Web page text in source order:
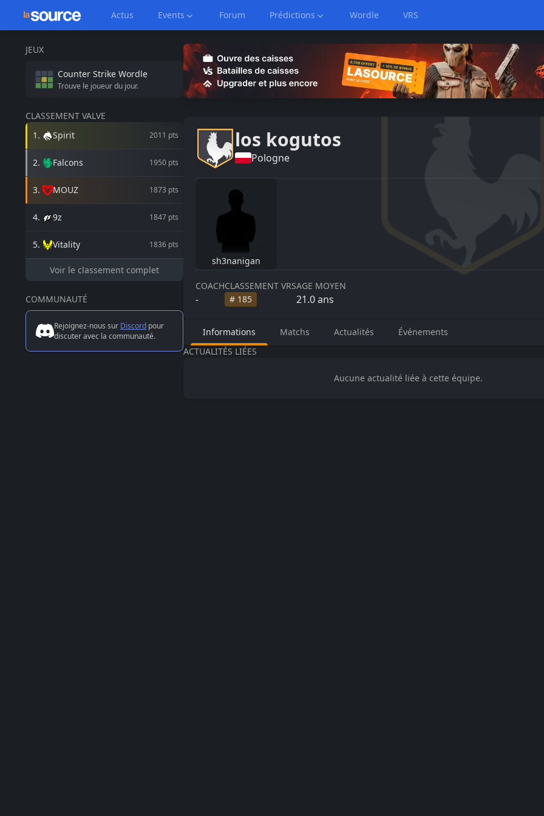
Actus Events Forum Prédictions Wordle VRS
JEUX
Counter Strike Wordle
Trouve le joueur du jour.
CLASSEMENT VALVE
1 . Spirit 2011 pts
2. Falcons 1950 pts
3. MOUZ 1873 pts
4. 9z 1847 pts
5. Vitality 1836 pts
Voir le classement complet
COMMUNAUTÉ
Rejoignez-nous sur Discord pour
discuter avec la communauté.
los kogutos
Pologne
sh3nanigan
COACH
-
CLASSEMENT VRS
# 185
AGE MOYEN
21.0ans
Informations Matchs Actualités
Événements
ACTUALITÉS LIÉES
Aucune actualité liée à cette équipe.